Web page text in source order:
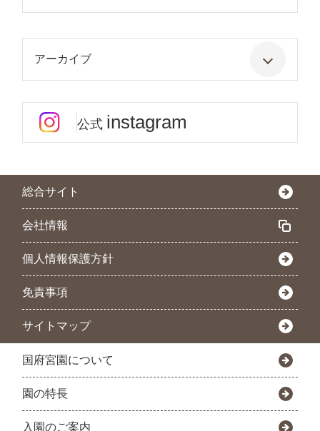
アーカイブ
公式 instagram
総合サイト
会社情報
個人情報保護方針
免責事項
サイトマップ
国府宮園について
園の特長
入園のご案内